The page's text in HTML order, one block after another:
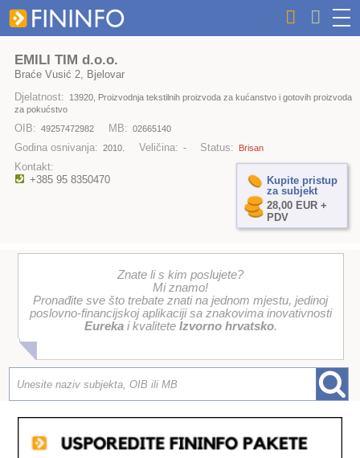
EMILI TIM d.o.o.
Braće Vusić 2, Bjelovar
Djelatnost:
13920, Proizvodnja tekstilnih proizvoda za kućanstvo i gotovih proizvoda
za pokućstvo
OIB: 49257472982 MB: 02665140
Godina osnivanja: 2010. Veličina: - Status: Brisan
Kontakt:
+385 95 8350470
Kupite pristup
za subjekt
28,00 EUR +
PDV
Znate li s kim poslujete?
Mi znamo!
Pronađite sve što trebate znati na jednom mjestu, jedinoj
poslovno-financijskoj aplikaciji sa znakovima inovativnosti
Eurekai kvalitete Izvorno hrvatsko.